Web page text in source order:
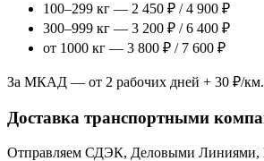
100–299 кг — 2 450 ₽ / 4 900 ₽
300–999 кг — 3 200 ₽ / 6 400 ₽
от 1000 кг — 3 800 ₽ / 7 600 ₽
За МКАД — от 2 рабочих дней + 30 ₽/км.
Доставка транспортными
Отправляем СДЭК, Деловыми